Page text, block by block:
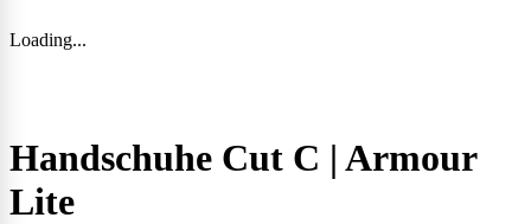
Loading...
Handschuhe Cut C | Armour
Lite